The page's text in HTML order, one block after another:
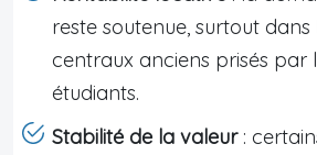
reste soutenue, surtout dans
centraux anciens prisés par
étudiants.
Stabilité de la valeur: